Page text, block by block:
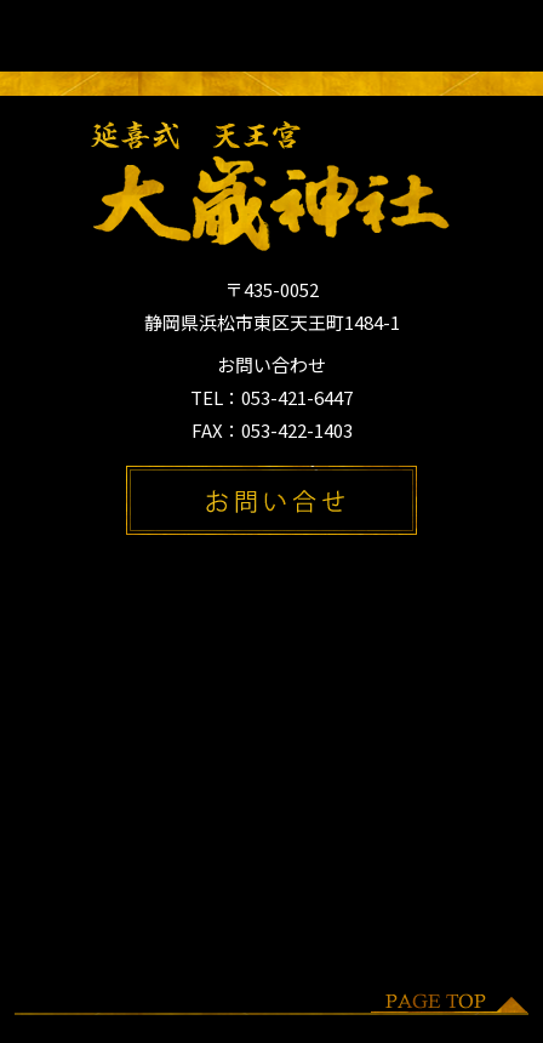
〒435-0052
静岡県浜松市東区天王町1484-1
お問い合わせ
TEL：053-421-6447
FAX：053-422-1403